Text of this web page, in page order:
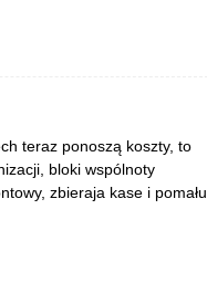
teraz ponoszą koszty, to
bloki wspólnoty
zbieraja kase i pomału